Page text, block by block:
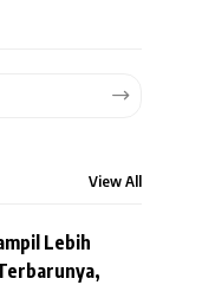
View All
Lebih